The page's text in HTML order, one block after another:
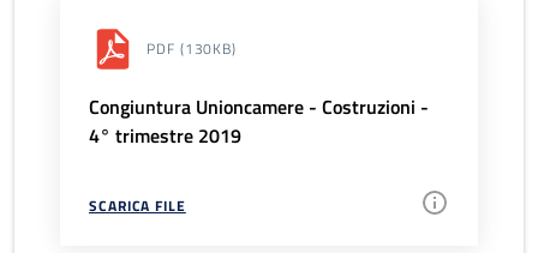
PDF (130KB)
Congiuntura Unioncamere - Costruzioni -
4° trimestre 2019
SCARICA FILE